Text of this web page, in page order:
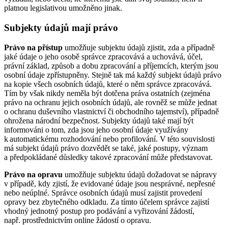
platnou legislativou umožněno jinak.
Subjekty údajů mají právo
Právo na přístup umožňuje subjektu údajů zjistit, zda a případně
jaké údaje o jeho osobě správce zpracovává a uchovává, účel,
právní základ, způsob a dobu zpracování a příjemcích, kterým jsou
osobní údaje zpřístupněny. Stejně tak má každý subjekt údajů právo
na kopie všech osobních údajů, které o něm správce zpracovává.
Tím by však nikdy neměla být dotčena práva ostatních (zejména
právo na ochranu jejich osobních údajů, ale rovněž se může jednat
o ochranu duševního vlastnictví či obchodního tajemství), případně
ohrožena národní bezpečnost. Subjekty údajů také mají být
informováni o tom, zda jsou jeho osobní údaje využívány
k automatickému rozhodování nebo profilování. V této souvislosti
má subjekt údajů právo dozvědět se také, jaké postupy, význam
a předpokládané důsledky takové zpracování může představovat.
Právo na opravu umožňuje subjektu údajů dožadovat se nápravy
v případě, kdy zjistí, že evidované údaje jsou nesprávné, nepřesné
nebo neúplné. Správce osobních údajů musí zajistit provedení
opravy bez zbytečného odkladu. Za tímto účelem správce zajistí
vhodný jednotný postup pro podávání a vyřizování žádostí,
např. prostřednictvím online žádostí o opravu.